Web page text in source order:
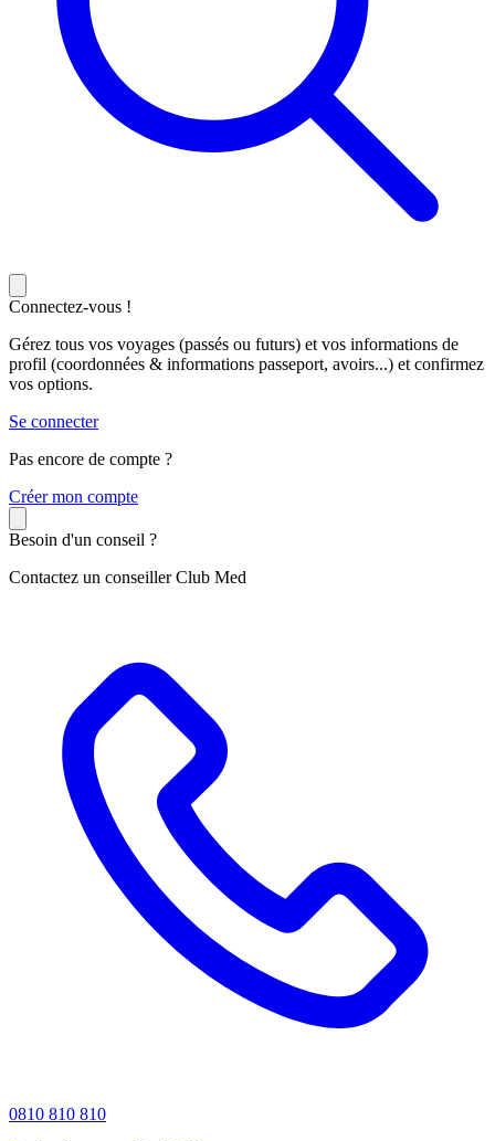
Connectez-vous !
Gérez tous vos voyages (passés ou futurs) et vos informations de
profil (coordonnées & informations passeport, avoirs...) et confirmez
vos options.
Se connecter
Pas encore de compte ?
Créer mon compte
Besoin d'un conseil ?
Contactez un conseiller Club Med
0810 810 810